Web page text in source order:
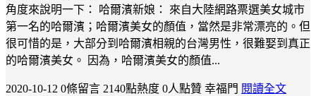
角度來說明一下： 哈爾濱新娘： 來自大陸網路票選美女城市
第一名的哈爾濱；哈爾濱美女的顏值，當然是非常漂亮的。但
很可惜的是，大部分到哈爾濱相親的台灣男性，很難娶到真正
的哈爾濱美女。 因為，哈爾濱美女的顏值...
2020-10-12 0條留言 2140點熱度 0人點贊 幸福門 閱讀全文